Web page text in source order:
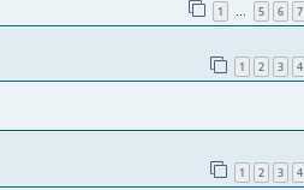
1 … 5 6 7
1 2 3 4
1 2 3 4